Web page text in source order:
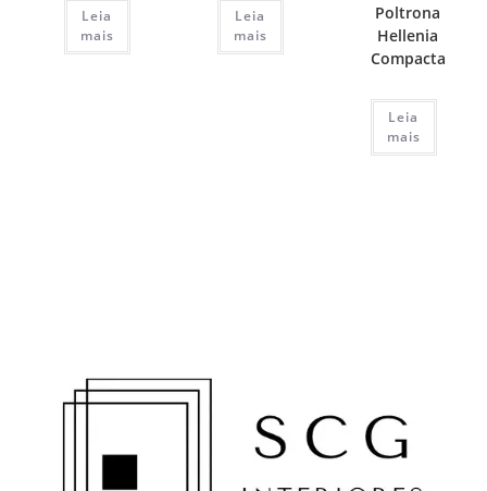
Leia
mais
Leia
mais
Poltrona
Hellenia
Compacta
Leia
mais